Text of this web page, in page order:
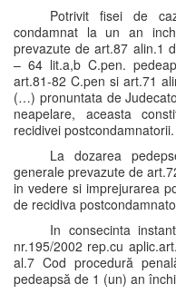
Potrivit fisei de
condamnat la un an
prevazute de art.87 alin.1
– 64 lit.a,b C.pen.
art.81-82 C.pen si art.71
(…) pronuntata de
neapelare, aceasta
recidivei postcondamnatorii.
La dozarea
generale prevazute de
in vedere si imprejurarea
de recidiva
In consecinta
nr.195/2002 rep.cu
al.7 Cod procedură
pedeapsă de 1 (un) an